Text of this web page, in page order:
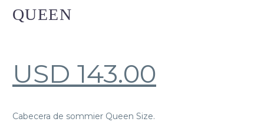
QUEEN
USD 143.00
Cabecera de sommier Queen Size.